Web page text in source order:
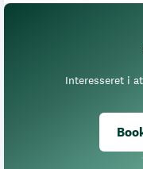
Interesseret i